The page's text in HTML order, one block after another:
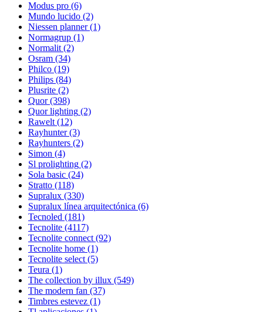
Modus pro (6)
Mundo lucido (2)
Niessen planner (1)
Normagrup (1)
Normalit (2)
Osram (34)
Philco (19)
Philips (84)
Plusrite (2)
Quor (398)
Quor lighting (2)
Rawelt (12)
Rayhunter (3)
Rayhunters (2)
Simon (4)
Sl prolighting (2)
Sola basic (24)
Stratto (118)
Supralux (330)
Supralux línea arquitectónica (6)
Tecnoled (181)
Tecnolite (4117)
Tecnolite connect (92)
Tecnolite home (1)
Tecnolite select (5)
Teura (1)
The collection by illux (549)
The modern fan (37)
Timbres estevez (1)